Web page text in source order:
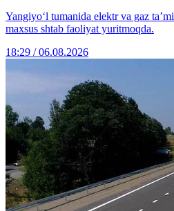
Yangiyo‘l tumanida elektr va gaz
maxsus shtab faoliyat yuritmoqda.
18:29 / 06.08.2026